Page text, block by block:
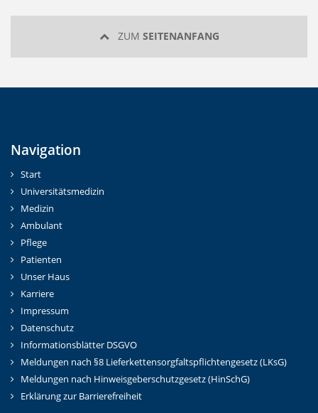
ZUM SEITENANFANG
Navigation
Start
Universitätsmedizin
Medizin
Ambulant
Pflege
Patienten
Unser Haus
Karriere
Impressum
Datenschutz
Informationsblätter DSGVO
Meldungen nach §8 Lieferkettensorgfaltspflichtengesetz (LKsG)
Meldungen nach Hinweisgeberschutzgesetz (HinSchG)
Erklärung zur Barrierefreiheit